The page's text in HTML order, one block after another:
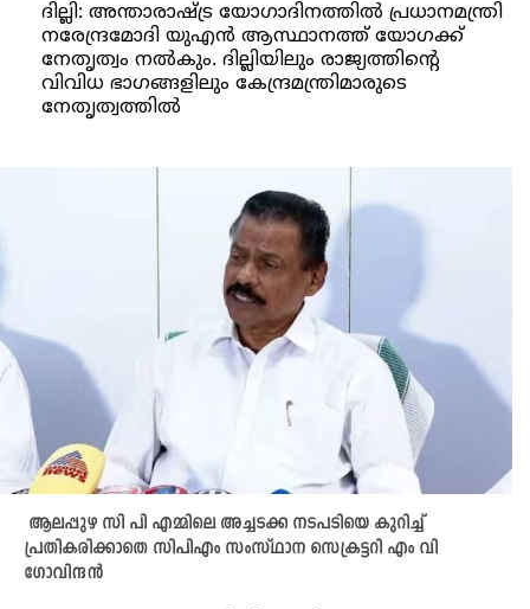
ദില്ലി: അന്താരാഷ്ട്ര യോഗാദിനത്തിൽ പ്രധാനമന്ത്രി
നരേന്ദ്രമോദി യുഎൻ ആസ്ഥാനത്ത് യോഗക്ക്
നേതൃത്വം നൽകും. ദില്ലിയിലും രാജ്യത്തിന്റെ
വിവിധ ഭാഗങ്ങളിലും കേന്ദ്രമന്ത്രിമാരുടെ
നേതൃത്വത്തിൽ
ആലപ്പുഴ സി പി എമ്മിലെ അച്ചടക്ക നടപടിയെ കുറിച്ച്
പ്രതികരിക്കാതെ സിപിഎം സംസ്ഥാന സെക്രട്ടറി എം വി
ഗോവിന്ദൻ